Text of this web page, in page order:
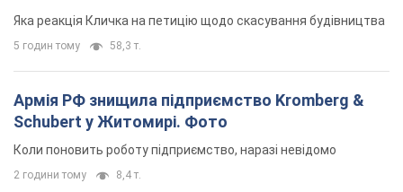
"московського вірянина"
Яка реакція Кличка на петицію щодо скасування будівництва
5 годин тому 58,3 т.
Армія РФ знищила підприємство Kromberg &
Schubert у Житомирі. Фото
Коли поновить роботу підприємство, наразі невідомо
2 години тому 8,4 т.